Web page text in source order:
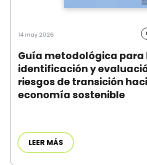
14 may 2026
Guía metodológica para
identificación y
riesgos de transición
economía sostenible
LEER MÁS